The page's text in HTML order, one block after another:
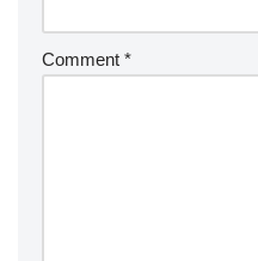
Comment *